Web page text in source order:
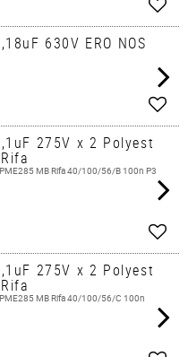
Add
630V ERO NOS
Add
275V x 2 Polyest
MB Rifa 40/100/56/B 100n P3
Add
275V x 2 Polyest
MB Rifa 40/100/56/C 100n